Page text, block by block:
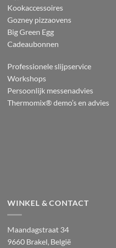
Kookaccessoires
Gozney pizzaovens
Big Green Egg
Cadeaubonnen
Professionele slijpservice
Workshops
Persoonlijk messenadvies
Thermomix® demo’s en advies
WINKEL & CONTACT
Maandagstraat 34
9660 Brakel, België